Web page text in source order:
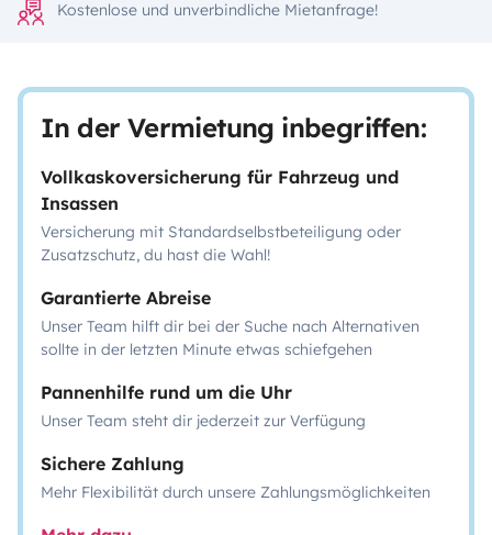
Kostenlose und unverbindliche Mietanfrage!
In der Vermietung inbegriffen:
Vollkaskoversicherung für Fahrzeug und
Insassen
Versicherung mit Standardselbstbeteiligung oder
Zusatzschutz, du hast die Wahl!
Garantierte Abreise
Unser Team hilft dir bei der Suche nach Alternativen
sollte in der letzten Minute etwas schiefgehen
Pannenhilfe rund um die Uhr
Unser Team steht dir jederzeit zur Verfügung
Sichere Zahlung
Mehr Flexibilität durch unsere Zahlungsmöglichkeiten